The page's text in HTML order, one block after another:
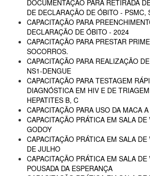
DOCUMENTAÇÃO PARA RETIRADA
DE DECLARAÇÃO DE ÓBITO - PSMC,
CAPACITAÇÃO PARA
DECLARAÇÃO DE ÓBITO - 2024
CAPACITAÇÃO PARA PRESTAR
SOCORROS.
CAPACITAÇÃO PARA REALIZAÇÃO
NS1-DENGUE
CAPACITAÇÃO PARA TESTAGEM
DIAGNÓSTICA EM HIV E DE
HEPATITES B, C
CAPACITAÇÃO PARA USO DA MACA
CAPACITAÇÃO PRÁTICA EM SALA DE
GODOY
CAPACITAÇÃO PRÁTICA EM SALA
DE JULHO
CAPACITAÇÃO PRÁTICA EM SALA DE
POUSADA DA ESPERANÇA